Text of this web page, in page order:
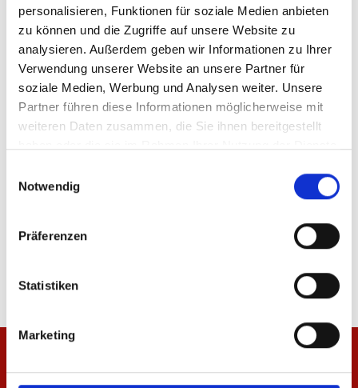
personalisieren, Funktionen für soziale Medien anbieten
zu können und die Zugriffe auf unsere Website zu
analysieren. Außerdem geben wir Informationen zu Ihrer
Verwendung unserer Website an unsere Partner für
soziale Medien, Werbung und Analysen weiter. Unsere
Partner führen diese Informationen möglicherweise mit
weiteren Daten zusammen, die Sie ihnen bereitgestellt
Notwendig
Präferenzen
Statistiken
Marketing
Produktdetails
ÄHNLICHE PRODUKTE
Polo Wardrobe Pro
34,95 €